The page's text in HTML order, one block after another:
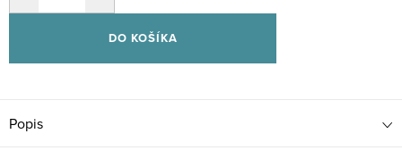
DO KOŠÍKA
Popis